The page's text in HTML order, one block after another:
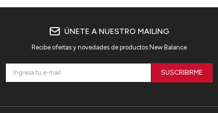
ÚNETE A NUESTRO MAILING
Recibe ofertas y novedades de productos New Balance
SUSCRIBIRME